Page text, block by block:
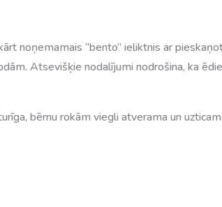
noņemamais “bento” ieliktnis ar
Atsevišķie nodalījumi nodrošina, ka
bērnu rokām viegli atverama un